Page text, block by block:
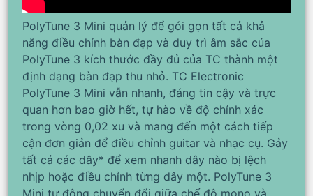
PolyTune 3 Mini quản lý để gói gọn tất cả khả
năng điều chỉnh bàn đạp và duy trì âm sắc của
PolyTune 3 kích thước đầy đủ của TC thành một
định dạng bàn đạp thu nhỏ. TC Electronic
PolyTune 3 Mini vẫn nhanh, đáng tin cậy và trực
quan hơn bao giờ hết, tự hào về độ chính xác
trong vòng 0,02 xu và mang đến một cách tiếp
cận đơn giản để điều chỉnh guitar và nhạc cụ. Gảy
tất cả các dây* để xem nhanh dây nào bị lệch
nhịp hoặc điều chỉnh từng dây một. PolyTune 3
Mini tự động chuyển đổi giữa chế độ mono và